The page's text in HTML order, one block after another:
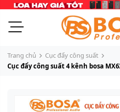
Trang chủ
Cục đẩy công suất
Cục đẩy công suất 4 kênh bosa